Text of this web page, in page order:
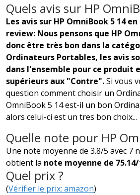
Quels avis sur HP
Les avis sur HP OmniBook 5 14
review: Nous pensons que HP
donc être très bon dans la
Ordinateurs Portables, les avis
dans l'ensemble pour ce produit
supérieurs aux "Contre".Si vous
question comment choisir un
OmniBook 5 14 est-il un bon
alors celui-ci est un tres bon choix...
Quelle note pour HP
Une note moyenne de 3.8/5 avec 7
obtient la note moyenne de 75.14/
Quel prix ?
(Vérifier le prix: amazon)